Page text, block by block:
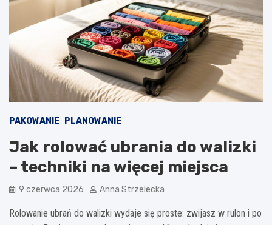
PAKOWANIE PLANOWANIE
Jak rolować ubrania do walizki
– techniki na więcej miejsca
9 czerwca 2026 Anna Strzelecka
Rolowanie ubrań do walizki wydaje się proste: zwijasz w rulon i po